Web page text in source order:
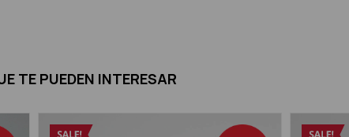
TE PUEDEN INTERESAR